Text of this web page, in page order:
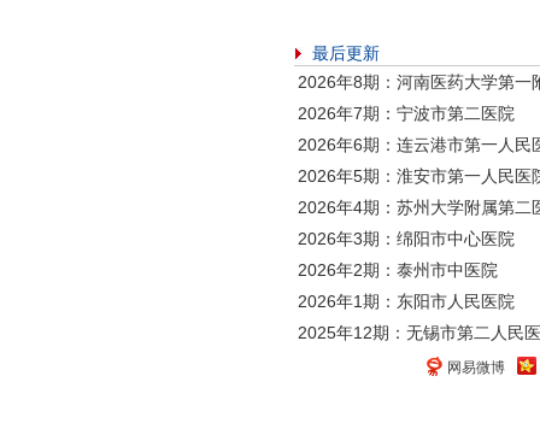
最后更新
2026年8期：河南医药大学第一
2026年7期：宁波市第二医院
2026年6期：连云港市第一人民
2026年5期：淮安市第一人民医
2026年4期：苏州大学附属第二
2026年3期：绵阳市中心医院
2026年2期：泰州市中医院
2026年1期：东阳市人民医院
2025年12期：无锡市第二人民
网易微博